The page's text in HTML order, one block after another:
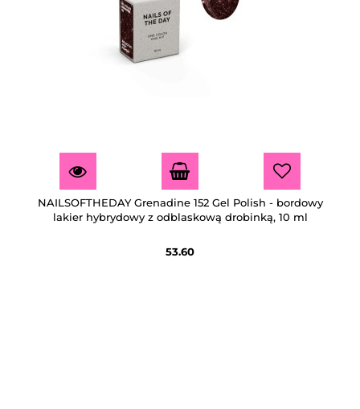
NAILSOFTHEDAY Grenadine 152 Gel Polish - bordowy
lakier hybrydowy z odblaskową drobinką, 10 ml
53.60